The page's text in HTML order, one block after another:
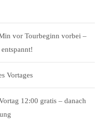
vor Tourbeginn vorbei –
Vortages
12:00 gratis – danach